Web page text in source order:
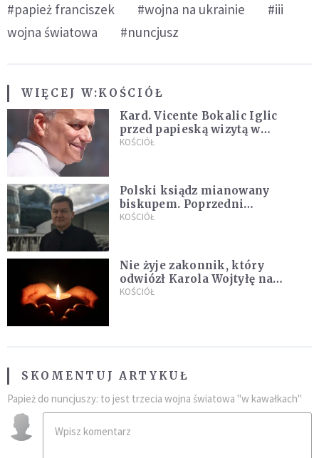
#papież franciszek #wojna na ukrainie
#iii
wojna światowa
#nuncjusz
WIĘCEJ W:KOŚCIÓŁ
Kard. Vicente Bokalic Iglic
przed papieską wizytą w
Argentynie: Nasz pokorny lud
KOŚCIÓŁ
Polski ksiądz mianowany
biskupem. Poprzedni
ordynariusz zrezygnował
KOŚCIÓŁ
Nie żyje zakonnik, który
odwiózł Karola Wojtyłę na
konklawe. Jan Paweł II nazywał
KOŚCIÓŁ
SKOMENTUJ ARTYKUŁ
Papież do nuncjuszy: to jest trzecia wojna światowa "w kawałkach"